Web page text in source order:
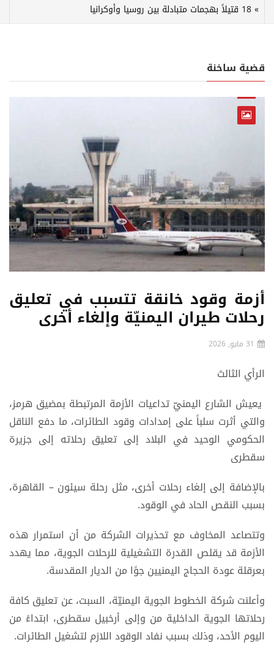
18 قتيلاً بهجمات متبادلة بين روسيا وأوكرانيا
قضية ساخنة
أزمة وقود خانقة تتسبب في تعليق
رحلات طيران اليمنيّة وإلغاء أخرى
31 مايو, 2026
الرأي الثالث
يعيش الشارع اليمنيّ تداعيات الأزمة المرتبطة بمضيق هرمز،
والتي أثرت سلباً على إمدادات وقود الطائرات، ما دفع الناقل
الحكومي الوحيد في البلاد إلى تعليق رحلاته إلى جزيرة
سقطرى
بالإضافة إلى إلغاء رحلات أخرى، مثل رحلة سيئون – القاهرة،
بسبب النقص الحاد في الوقود.
وتتصاعد المخاوف مع تحذيرات الشركة من أن استمرار هذه
الأزمة قد يقلص القدرة التشغيلية للرحلات الجوية، مما يهدد
بعرقلة عودة الحجاج اليمنيين جوًا من الديار المقدسة.
وأعلنت شركة الخطوط الجوية اليمنيّة، السبت، عن تعليق كافة
رحلاتها الجوية الداخلية من وإلى أرخبيل سقطرى، ابتداءً من
اليوم الأحد، وذلك بسبب نفاد الوقود اللازم لتشغيل الطائرات.